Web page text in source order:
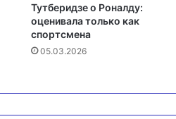
Тутберидзе о Роналду:
оценивала только как
спортсмена
05.03.2026